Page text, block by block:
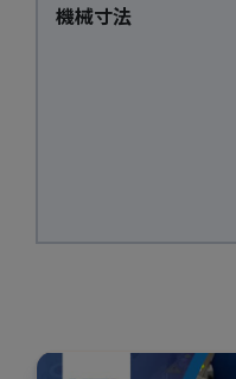
機械寸法